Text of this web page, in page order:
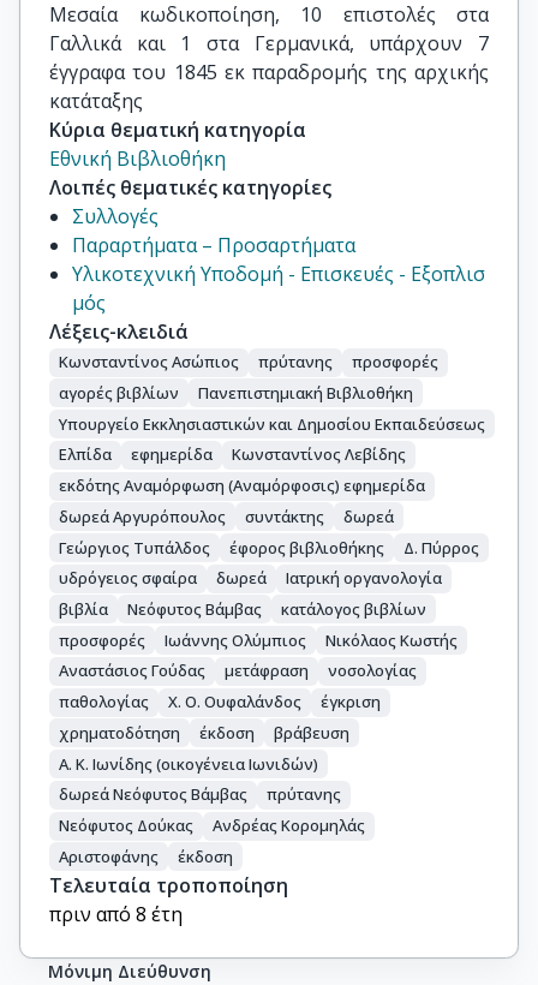
Μεσαία κωδικοποίηση, 10 επιστολές στα
Γαλλικά και 1 στα Γερμανικά, υπάρχουν 7
έγγραφα του 1845 εκ παραδρομής της αρχικής
κατάταξης
Κύρια θεματική κατηγορία
Εθνική Βιβλιοθήκη
Λοιπές θεματικές κατηγορίες
Συλλογές
Παραρτήματα – Προσαρτήματα
Υλικοτεχνική Υποδομή - Επισκευές - Εξοπλισ
μός
Λέξεις-κλειδιά
Κωνσταντίνος Ασώπιος πρύτανης
προσφορές
αγορές βιβλίων
Πανεπιστημιακή Βιβλιοθήκη
Υπουργείο Εκκλησιαστικών και Δημοσίου Εκπαιδεύσεως
Ελπίδα
εφημερίδα
Κωνσταντίνος Λεβίδης
εκδότης Αναμόρφωση (Αναμόρφοσις) εφημερίδα
δωρεά Αργυρόπουλος
συντάκτης
δωρεά
Γεώργιος Τυπάλδος
έφορος βιβλιοθήκης
Δ. Πύρρος
υδρόγειος σφαίρα
δωρεά
Ιατρική οργανολογία
βιβλία
Νεόφυτος Βάμβας
κατάλογος βιβλίων
προσφορές
Ιωάννης Ολύμπιος
Νικόλαος Κωστής
Αναστάσιος Γούδας
μετάφραση
νοσολογίας
παθολογίας
Χ. Ο. Ουφαλάνδος
έγκριση
χρηματοδότηση
έκδοση
βράβευση
Α. Κ. Ιωνίδης (οικογένεια Ιωνιδών)
δωρεά Νεόφυτος Βάμβας
πρύτανης
Νεόφυτος Δούκας
Ανδρέας Κορομηλάς
Αριστοφάνης
έκδοση
Τελευταία τροποποίηση
πριν από 8 έτη
Μόνιμη Διεύθυνση